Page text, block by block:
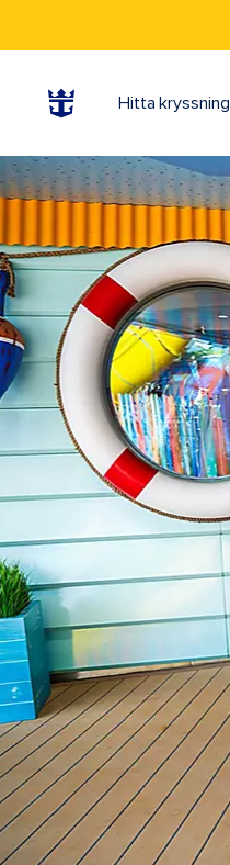
Hitta kryssning